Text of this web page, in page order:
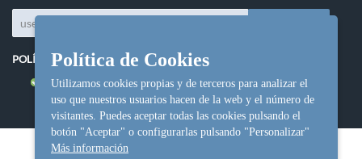
POLÍTICAS DO SITIO
Política de cookies
Política de Cookies
Utilizamos cookies propias y de terceros para analizar el
uso que nuestros usuarios hacen de la web y el número de
visitantes. Puedes aceptar todas las cookies pulsando el
botón "Aceptar" o configurarlas pulsando "Personalizar"
Más información